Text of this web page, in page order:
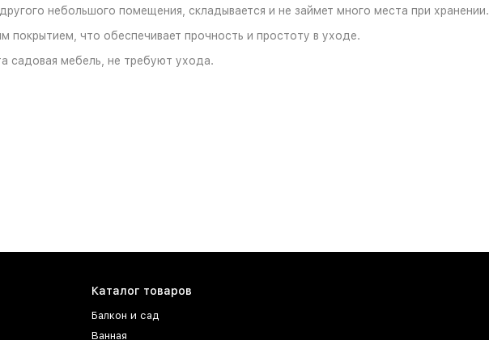
небольшого помещения, складывается и не займет много места при хранении.
покрытием, что обеспечивает прочность и простоту в уходе.
садовая мебель, не требуют ухода.
Каталог товаров
Балкон и сад
Ванная